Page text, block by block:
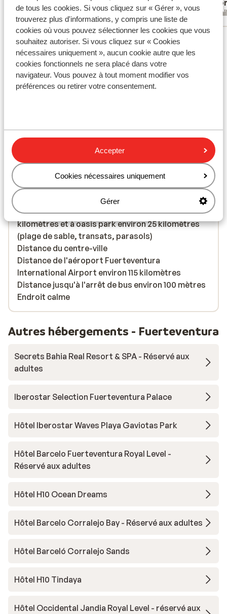
de tous les cookies. Si vous cliquez sur « Gérer », vous
trouverez plus d'informations, y compris une liste de
cookies où vous pouvez sélectionner les cookies que vous
souhaitez autoriser. Si vous cliquez sur « Cookies
nécessaires uniquement », aucun cookie autre que les
cookies fonctionnels ne sera placé dans votre
navigateur. Vous pouvez à tout moment modifier vos
préférences ou retirer votre consentement.
Accepter
Cookies nécessaires uniquement
Gérer
Anonyme
Familles
is dat
We
Voir tous les 39 avis
Emplacement
À proximité
En bord de mer (plage de sable, par les marches
Distance de la plage: à cofete beach environ 28
kilomètres et à oasis park environ 25 kilomètres
(plage de sable, transats, parasols)
Distance du centre-ville
Distance de l'aéroport Fuerteventura
International Airport environ 115 kilomètres
Distance jusqu'à l'arrêt de bus environ 100 mètres
Endroit calme
Autres hébergements - Fuerteventura
Secrets Bahia Real Resort & SPA - Réservé aux
adultes
Iberostar Selection Fuerteventura Palace
Hôtel Iberostar Waves Playa Gaviotas Park
Hôtel Barcelo Fuerteventura Royal Level -
Réservé aux adultes
Hôtel H10 Ocean Dreams
Hôtel Barcelo Corralejo Bay - Réservé aux adultes
Hôtel Barceló Corralejo Sands
Hôtel H10 Tindaya
Hôtel Occidental Jandia Royal Level - réservé aux